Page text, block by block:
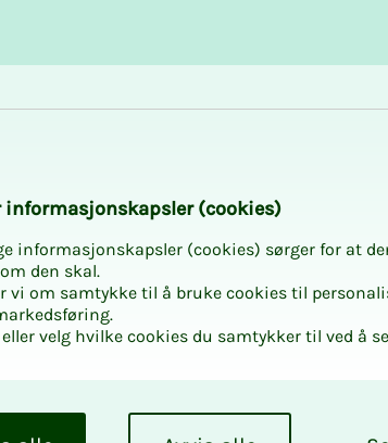
in­­­for­­­ma­­­sjons­­­kaps­­­­­ler (cookies)
informasjonskapsler (cookies) sørger for at
den skal.
vi om samtykke til å bruke cookies til
velg hvilke cookies du samtykker til ved å